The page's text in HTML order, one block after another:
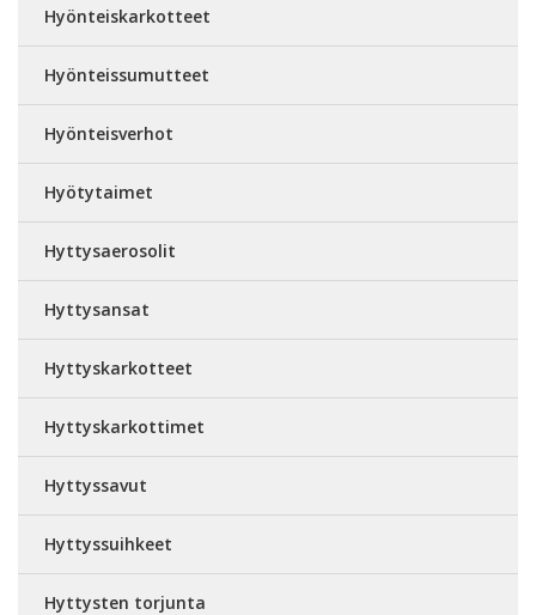
Hyönteiskarkotteet
Hyönteissumutteet
Hyönteisverhot
Hyötytaimet
Hyttysaerosolit
Hyttysansat
Hyttyskarkotteet
Hyttyskarkottimet
Hyttyssavut
Hyttyssuihkeet
Hyttysten torjunta